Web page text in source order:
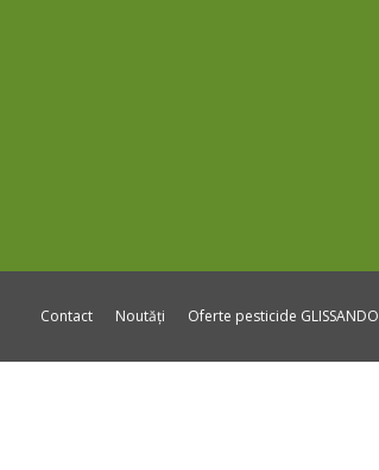
Contact Noutăți Oferte pesticide GLISSANDO